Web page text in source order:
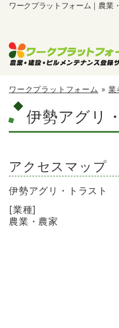
ワークプラットフォーム｜農業
ワークプラットフォーム »業
伊勢アグリ
アクセスマップ
伊勢アグリ・トラスト
[業種]
農業・農家